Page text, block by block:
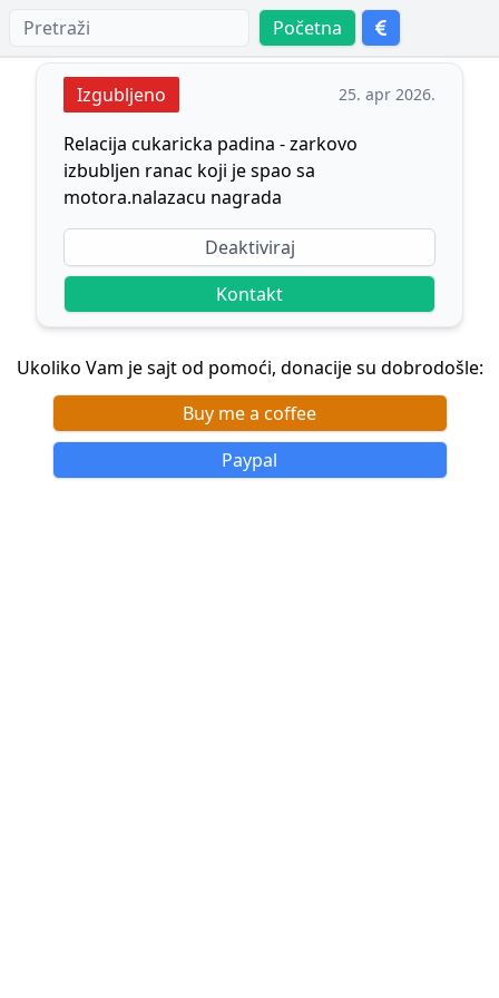
Početna
Izgubljeno 25. apr 2026.
Relacija cukaricka padina - zarkovo
izbubljen ranac koji je spao sa
motora.nalazacu nagrada
Deaktiviraj
Kontakt
Ukoliko Vam je sajt od pomoći, donacije su dobrodošle:
Buy me a coffee
Paypal